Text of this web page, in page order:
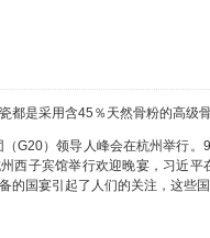
都是采用含45％天然骨粉的高级
G20）领导人峰会在杭州举行。
西子宾馆举行欢迎晚宴，习近
的国宴引起了人们的关注，这些